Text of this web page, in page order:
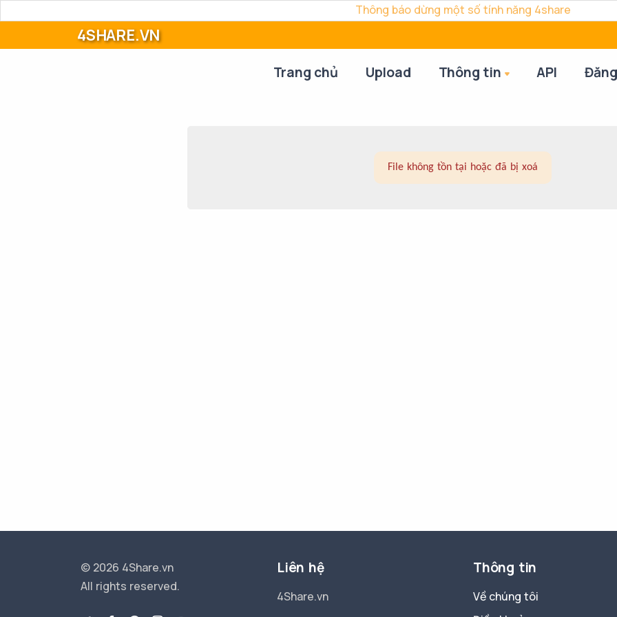
Thông báo dừng một số tính năng 4share
4SHARE.VN
Trang chủ Upload Thông tin API
File không tồn tại hoặc đã bị xoá
© 2026 4Share.vn
All rights reserved.
Liên hệ
4Share.vn
Thông tin
Về chúng tôi